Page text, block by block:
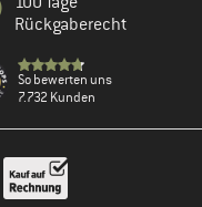
Rückgaberecht
So bewerten uns
7.732 Kunden